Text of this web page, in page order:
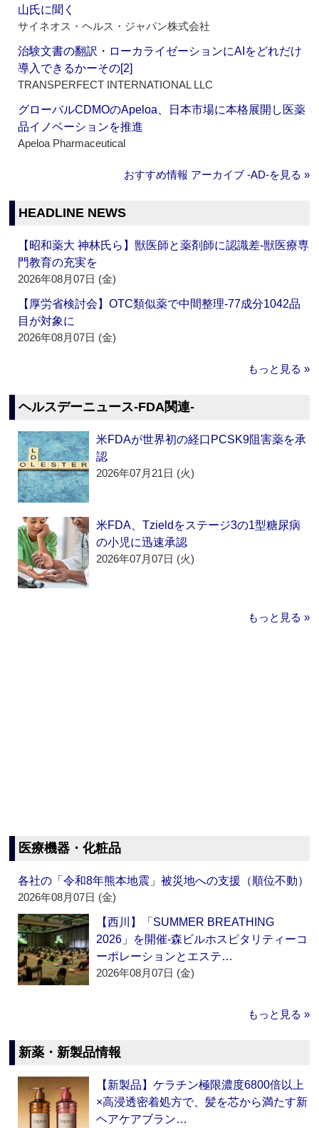
山氏に聞く
サイネオス・ヘルス・ジャパン株式会社
治験文書の翻訳・ローカライゼーションにAIをどれだけ
導入できるかーその[2]
TRANSPERFECT INTERNATIONAL LLC
グローバルCDMOのApeloa、日本市場に本格展開し医薬
品イノベーションを推進
Apeloa Pharmaceutical
おすすめ情報 アーカイブ ‐AD‐を見る »
HEADLINE NEWS
【昭和薬大 神林氏ら】獣医師と薬剤師に認識差‐獣医療専
門教育の充実を
2026年08月07日 (金)
【厚労省検討会】OTC類似薬で中間整理‐77成分1042品
目が対象に
2026年08月07日 (金)
もっと見る »
ヘルスデーニュース‐FDA関連‐
米FDAが世界初の経口PCSK9阻害薬を承
認
2026年07月21日 (火)
米FDA、Tzieldをステージ3の1型糖尿病
の小児に迅速承認
2026年07月07日 (火)
もっと見る »
医療機器・化粧品
各社の「令和8年熊本地震」被災地への支援（順位不動）
2026年08月07日 (金)
【西川】「SUMMER BREATHING
2026」を開催‐森ビルホスピタリティーコ
ーポレーションとエステ…
2026年08月07日 (金)
もっと見る »
新薬・新製品情報
【新製品】ケラチン極限濃度6800倍以上
×高浸透密着処方で、髪を芯から満たす新
ヘアケアブラン…